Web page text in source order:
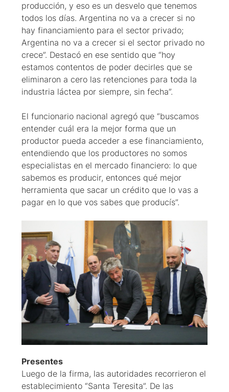
producción, y eso es un desvelo que tenemos
todos los días. Argentina no va a crecer si no
hay financiamiento para el sector privado;
Argentina no va a crecer si el sector privado no
crece”. Destacó en ese sentido que “hoy
estamos contentos de poder decirles que se
eliminaron a cero las retenciones para toda la
industria láctea por siempre, sin fecha”.
El funcionario nacional agregó que “buscamos
entender cuál era la mejor forma que un
productor pueda acceder a ese financiamiento,
entendiendo que los productores no somos
especialistas en el mercado financiero: lo que
sabemos es producir, entonces qué mejor
herramienta que sacar un crédito que lo vas a
pagar en lo que vos sabes que producís”.
Presentes
Luego de la firma, las autoridades recorrieron el
establecimiento “Santa Teresita”. De las